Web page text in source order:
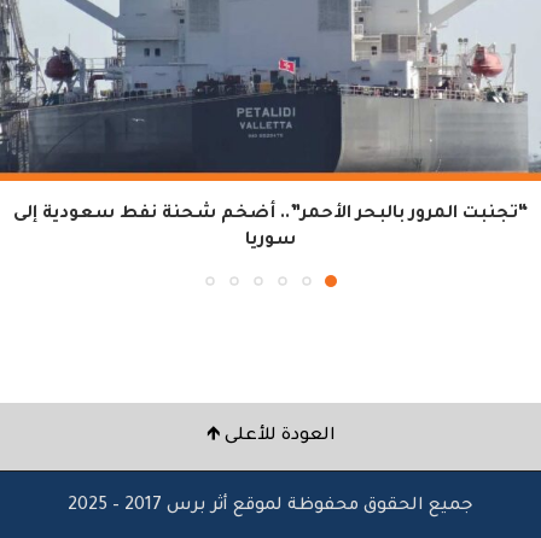
“تجنبت المرور بالبحر الأحمر”.. أضخم شحنة نفط سعودية إلى
سوريا
العودة للأعلى 🡹
جميع الحقوق محفوظة لموقع أثر برس 2017 – 2025